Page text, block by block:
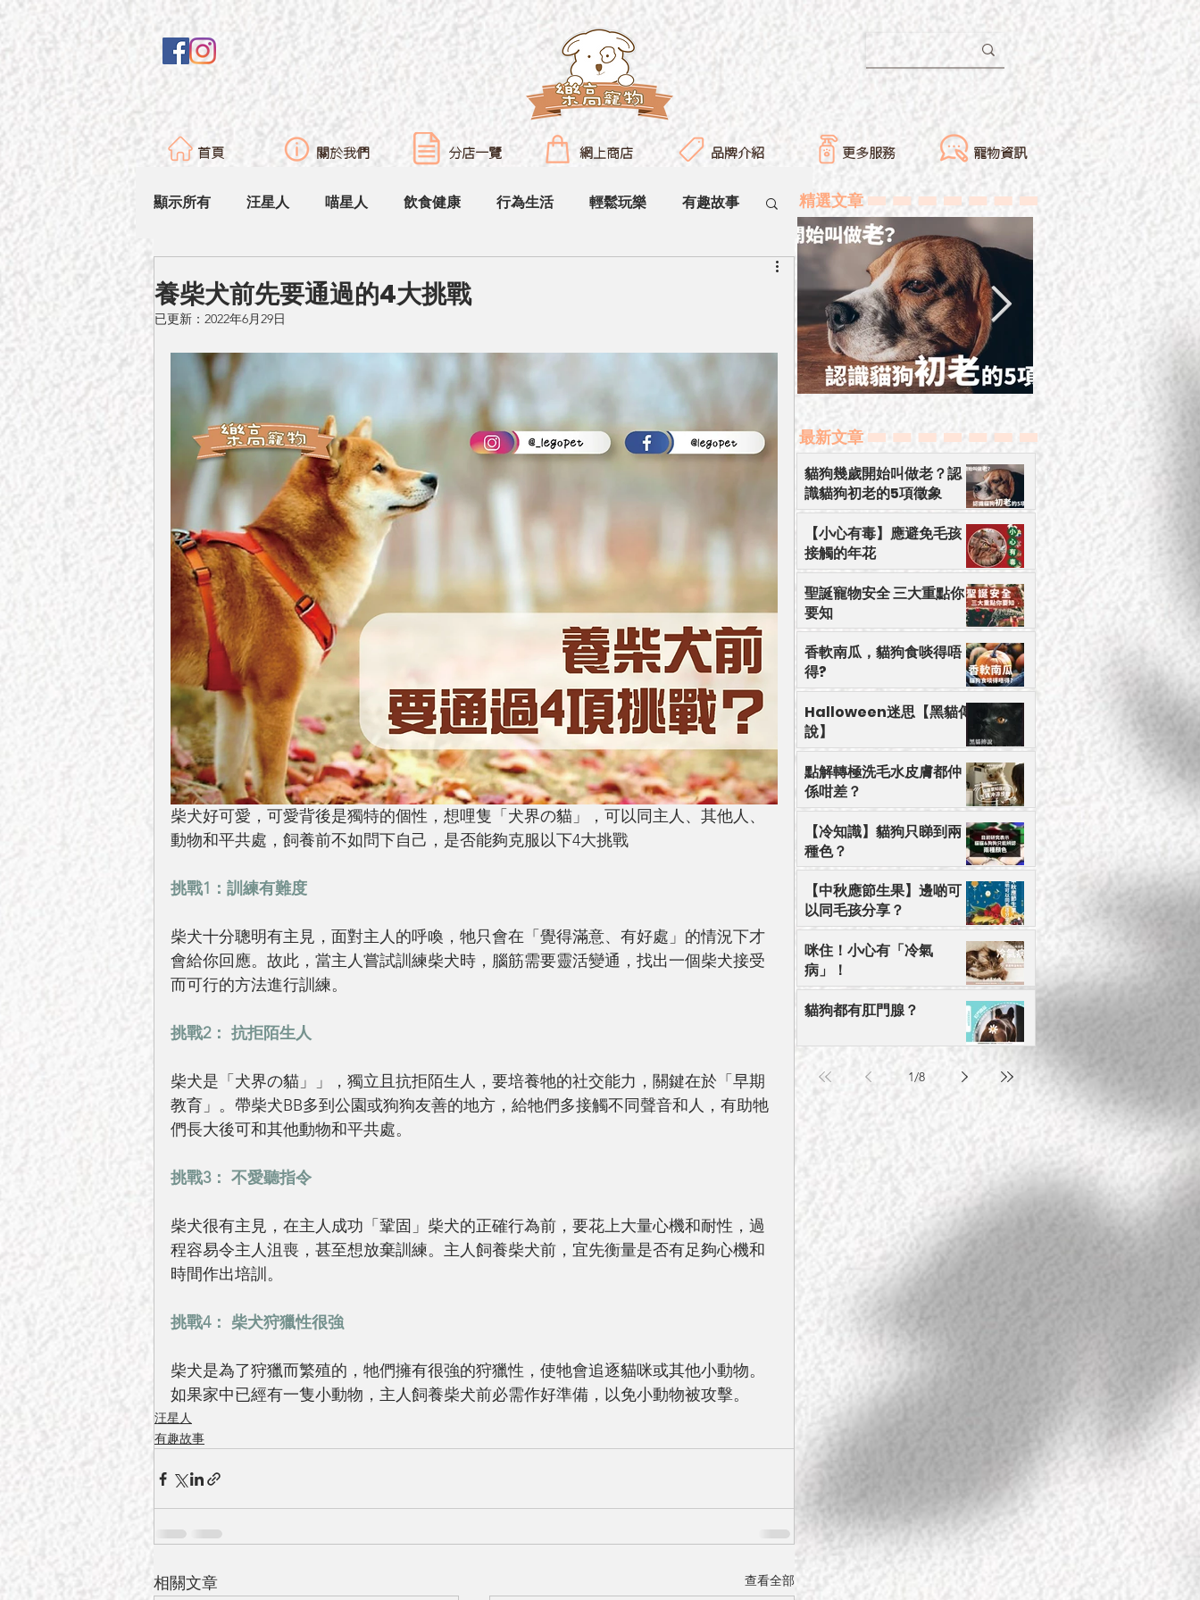
首頁 關於我們 分店一覽 網上商店 品牌介紹 更多服務 寵物資訊
顯示所有 汪星人 喵星人 飲食健康 行為生活 輕鬆玩樂 有趣故事
養柴犬前先要通過的4大挑戰
已更新： 2022年6月29日
柴犬好可愛，可愛背後是獨特的個性，想哩隻「犬界の貓」，可以同主人、其他人、
動物和平共處，飼養前不如問下自己，是否能夠克服以下4大挑戰
挑戰1：訓練有難度
柴犬十分聰明有主見，面對主人的呼喚，牠只會在「覺得滿意、有好處」的情況下才
會給你回應。故此，當主人嘗試訓練柴犬時，腦筋需要靈活變通，找出一個柴犬接受
而可行的方法進行訓練。
挑戰2： 抗拒陌生人
柴犬是「犬界の貓」」，獨立且抗拒陌生人，要培養牠的社交能力，關鍵在於「早期
教育」。帶柴犬BB多到公園或狗狗友善的地方，給牠們多接觸不同聲音和人，有助牠
們長大後可和其他動物和平共處。
挑戰3： 不愛聽指令
柴犬很有主見，在主人成功「鞏固」柴犬的正確行為前，要花上大量心機和耐性，過
程容易令主人沮喪，甚至想放棄訓練。主人飼養柴犬前，宜先衡量是否有足夠心機和
時間作出培訓。
挑戰4： 柴犬狩獵性很強
柴犬是為了狩獵而繁殖的，牠們擁有很強的狩獵性，使牠會追逐貓咪或其他小動物。
如果家中已經有一隻小動物，主人飼養柴犬前必需作好準備，以免小動物被攻擊。
汪星人
有趣故事
相關文章 查看全部
精選文章
​最新文章
貓狗幾歲開始叫做老？認
識貓狗初老的5項徵象
【小心有毒】應避免毛孩
接觸的年花
聖誕寵物安全 三大重點你
要知
香軟南瓜，貓狗食啖得唔
得?
Halloween迷思【黑貓傳
說】
點解轉極洗毛水皮膚都仲
係咁差？
【冷知識】貓狗只睇到兩
種色？
【中秋應節生果】邊啲可
以同毛孩分享？
咪住！小心有「冷氣
病」！
貓狗都有肛門腺？
1/8